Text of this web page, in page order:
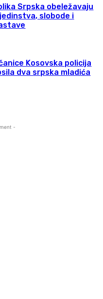
Srpska obeležavaju
slobode i
Kosovska policija
dva srpska mladića
-